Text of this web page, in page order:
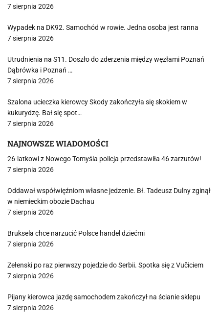
7 sierpnia 2026
Wypadek na DK92. Samochód w rowie. Jedna osoba jest ranna
7 sierpnia 2026
Utrudnienia na S11. Doszło do zderzenia między węzłami Poznań
Dąbrówka i Poznań …
7 sierpnia 2026
Szalona ucieczka kierowcy Skody zakończyła się skokiem w
kukurydzę. Bał się spot…
7 sierpnia 2026
NAJNOWSZE WIADOMOŚCI
26-latkowi z Nowego Tomyśla policja przedstawiła 46 zarzutów!
7 sierpnia 2026
Oddawał współwięźniom własne jedzenie. Bł. Tadeusz Dulny zginął
w niemieckim obozie Dachau
7 sierpnia 2026
Bruksela chce narzucić Polsce handel dziećmi
7 sierpnia 2026
Zełenski po raz pierwszy pojedzie do Serbii. Spotka się z Vučiciem
7 sierpnia 2026
Pijany kierowca jazdę samochodem zakończył na ścianie sklepu
7 sierpnia 2026